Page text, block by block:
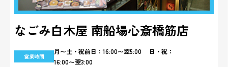
なごみ白木屋 南船場心斎橋筋店
営業時間
月〜土・祝前日：16:00〜翌5:00 日・祝：
16:00〜翌3:00